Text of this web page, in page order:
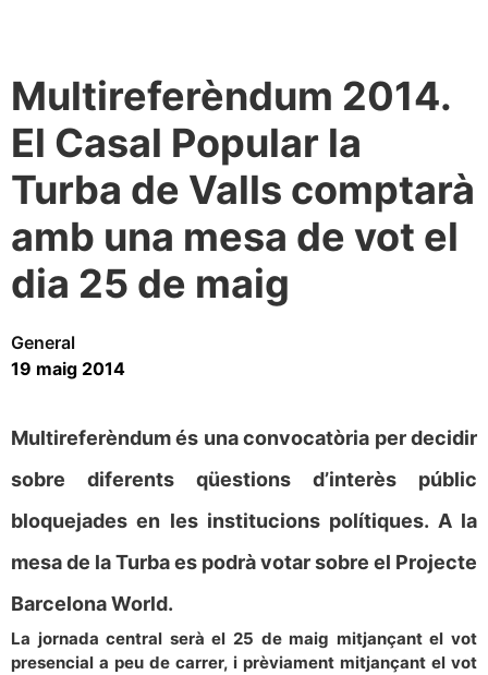
Multireferèndum 2014.
El Casal Popular la
Turba de Valls comptarà
amb una mesa de vot el
dia 25 de maig
General
19 maig 2014
Multireferèndum és una convocatòria per decidir
sobre diferents qüestions d’interès públic
bloquejades en les institucions polítiques. A la
mesa de la Turba es podrà votar sobre el Projecte
Barcelona World.
La jornada central serà el 25 de maig mitjançant el vot
presencial a peu de carrer, i prèviament mitjançant el vot